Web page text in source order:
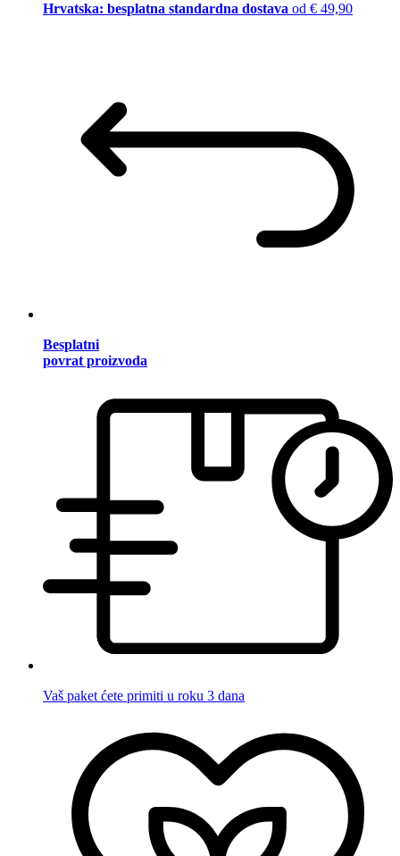
Hrvatska: besplatna standardna dostava od € 49,90
Besplatni
povrat proizvoda
Vaš paket ćete primiti u roku 3 dana